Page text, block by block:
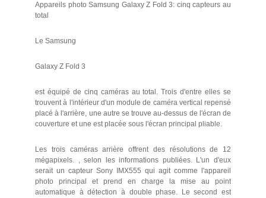
Appareils photo Samsung Galaxy Z Fold 3: cinq capteurs au
total
Le Samsung
Galaxy Z Fold 3
est équipé de cinq caméras au total. Trois d'entre elles se
trouvent à l'intérieur d'un module de caméra vertical repensé
placé à l'arrière, une autre se trouve au-dessus de l'écran de
couverture et une est placée sous l'écran principal pliable.
Les trois caméras arrière offrent des résolutions de 12
mégapixels. , selon les informations publiées. L'un d'eux
serait un capteur Sony IMX555 qui agit comme l'appareil
photo principal et prend en charge la mise au point
automatique à détection à double phase. Le second est